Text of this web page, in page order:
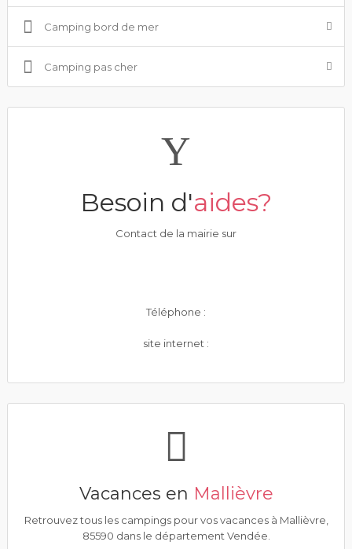
Camping bord de mer
Camping pas cher
Besoin d'aides?
Contact de la mairie sur
Téléphone :
site internet :
Vacances en Mallièvre
Retrouvez tous les campings pour vos vacances à Mallièvre,
85590 dans le département Vendée.